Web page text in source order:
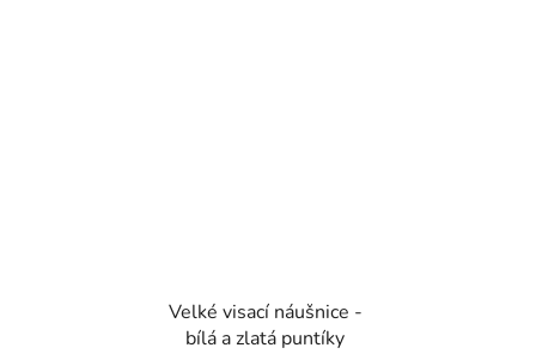
Velké visací náušnice -
bílá a zlatá puntíky